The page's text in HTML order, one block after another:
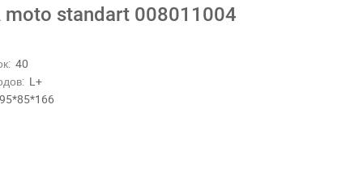
moto standart 008011004
40
L+
95*85*166